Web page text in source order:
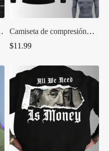
Camiseta de compresión
Deportiva UA
$11.99